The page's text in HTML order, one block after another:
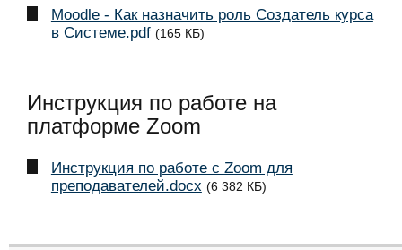
Moodle - Как назначить роль Создатель курса
в Системе.pdf (165 КБ)
Инструкция по работе на
платформе Zoom
Инструкция по работе с Zoom для
преподавателей.docx (6 382 КБ)